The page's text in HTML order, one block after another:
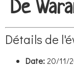
De
Détails de
Date:20/11/